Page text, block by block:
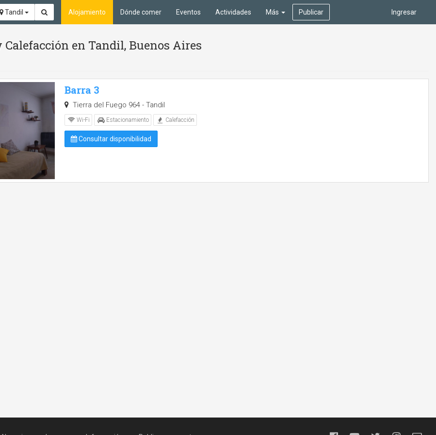
Tandil Ingresar
Alojamiento Dónde comer Eventos Actividades Más Publicar
en Tandil, Buenos Aires
Barra 3
Tierra del Fuego 964 - Tandil
Wi-Fi Estacionamiento Calefacción
Consultar disponibilidad